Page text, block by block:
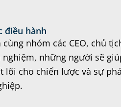
điều hành
cùng nhóm các CEO, chủ
nghiệm, những người sẽ
lõi cho chiến lược và sự